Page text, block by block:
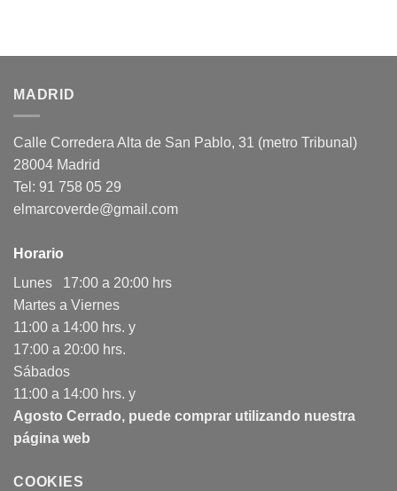
MADRID
Calle Corredera Alta de San Pablo, 31 (metro Tribunal)
28004 Madrid
Tel: 91 758 05 29
elmarcoverde@gmail.com
Horario
Lunes 17:00 a 20:00 hrs
Martes a Viernes
11:00 a 14:00 hrs. y
17:00 a 20:00 hrs.
Sábados
11:00 a 14:00 hrs. y
Agosto Cerrado, puede comprar utilizando nuestra
página web
COOKIES